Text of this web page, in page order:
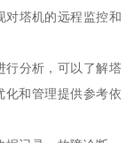
对塔机的远程监控和
行分析，可以了解塔
化和管理提供参考依